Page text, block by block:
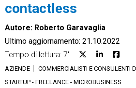
CRM
contactless
Autore: Roberto Garavaglia
Ultimo aggiornamento: 21.10.2022
Tempo di lettura: 7'
AZIENDE
COMMERCIALISTI E CONSULENTI
STARTUP - FREELANCE - MICROBUSINESS